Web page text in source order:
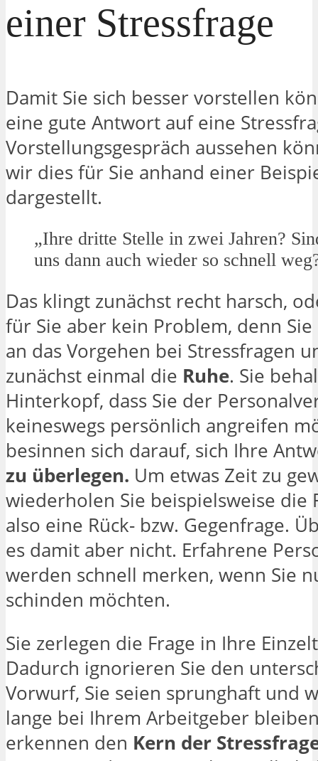
einer Stressfrage
Damit Sie sich besser vorstellen
eine gute Antwort auf eine
Vorstellungsgespräch aussehen
wir dies für Sie anhand einer
dargestellt.
„Ihre dritte Stelle in zwei Jahren?
uns dann auch wieder so schnell
Das klingt zunächst recht harsch,
für Sie aber kein Problem, denn
an das Vorgehen bei Stressfragen
zunächst einmal die Ruhe. Sie
Hinterkopf, dass Sie der
keineswegs persönlich angreifen
besinnen sich darauf, sich Ihre
zu überlegen. Um etwas Zeit zu
wiederholen Sie beispielsweise die
also eine Rück- bzw. Gegenfrage.
es damit aber nicht. Erfahrene
werden schnell merken, wenn Sie
schinden möchten.
Sie zerlegen die Frage in Ihre
Dadurch ignorieren Sie den
Vorwurf, Sie seien sprunghaft und
lange bei Ihrem Arbeitgeber
erkennen den Kern der